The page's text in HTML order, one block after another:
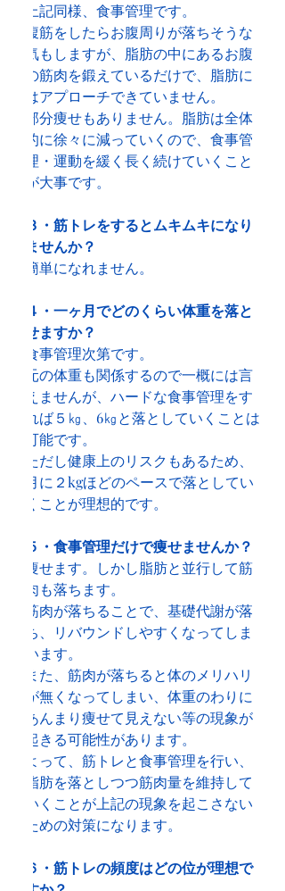
上記同様、食事管理です。
腹筋をしたらお腹周りが落ちそうな
気もしますが、脂肪の中にあるお腹
の筋肉を鍛えているだけで、脂肪に
はアプローチできていません。
部分痩せもありません。脂肪は全体
的に徐々に減っていくので、食事管
理・運動を緩く長く続けていくこと
が大事です。
３・筋トレをするとムキムキになり
ませんか？
簡単になれません。
４・一ヶ月でどのくらい体重を落と
せますか？
食事管理次第です。
元の体重も関係するので一概には言
えませんが、ハードな食事管理をす
れば５㎏、6㎏と落としていくことは
可能です。
ただし健康上のリスクもあるため、
月に２kgほどのペースで落としてい
くことが理想的です。
５・食事管理だけで痩せませんか？
痩せます。しかし脂肪と並行して筋
肉も落ちます。
筋肉が落ちることで、基礎代謝が落
ち、リバウンドしやすくなってしま
います。
また、筋肉が落ちると体のメリハリ
が無くなってしまい、体重のわりに
あんまり痩せて見えない等の現象が
起きる可能性があります。
よって、筋トレと食事管理を行い、
脂肪を落としつつ筋肉量を維持して
いくことが上記の現象を起こさない
ための対策になります。
６・筋トレの頻度はどの位が理想で